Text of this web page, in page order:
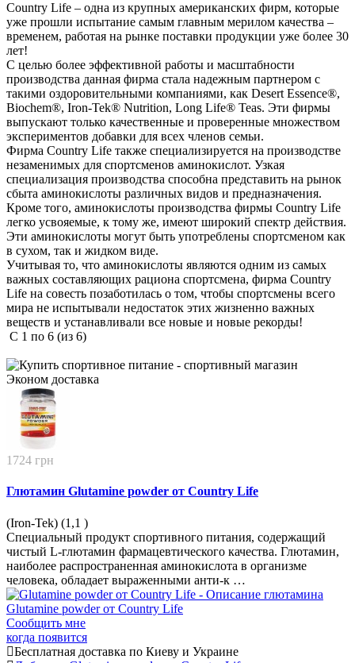
Country Life – одна из крупных американских фирм, которые
уже прошли испытание самым главным мерилом качества –
временем, работая на рынке поставки продукции уже более 30
лет!
С целью более эффективной работы и масштабности
производства данная фирма стала надежным партнером с
такими оздоровительными компаниями, как Desert Essence®,
Biochem®, Iron-Tek® Nutrition, Long Life® Teas. Эти фирмы
выпускают только качественные и проверенные множеством
экспериментов добавки для всех членов семьи.
Фирма Country Life также специализируется на производстве
незаменимых для спортсменов аминокислот. Узкая
специализация производства способна представить на рынок
сбыта аминокислоты различных видов и предназначения.
Кроме того, аминокислоты производства фирмы Country Life
легко усвояемые, к тому же, имеют широкий спектр действия.
Эти аминокислоты могут быть употреблены спортсменом как
в сухом, так и жидком виде.
Учитывая то, что аминокислоты являются одним из самых
важных составляющих рациона спортсмена, фирма Country
Life на совесть позаботилась о том, чтобы спортсмены всего
мира не испытывали недостаток этих жизненно важных
веществ и устанавливали все новые и новые рекорды!
С 1 по 6 (из 6)
Эконом доставка
1724 грн
Глютамин Glutamine powder от Country Life
(Iron-Tek) (1,1 )
Специальный продукт спортивного питания, содержащий
чистый L-глютамин фармацевтического качества. Глютамин,
наиболее распространенная аминокислота в организме
человека, обладает выраженными анти-к …
Сообщить мне
когда появится
Бесплатная доставка по Киеву и Украине